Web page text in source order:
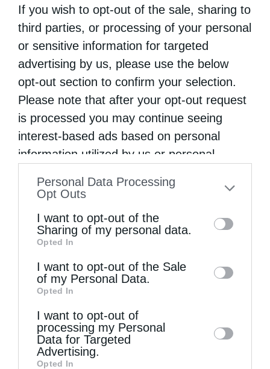
If you wish to opt-out of the sale, sharing to
third parties, or processing of your personal
or sensitive information for targeted
advertising by us, please use the below
opt-out section to confirm your selection.
Please note that after your opt-out request
is processed you may continue seeing
interest-based ads based on personal
information utilized by us or personal
to your opt-out. You may separately opt-out
information by third parties on the IAB’s list
of downstream participants. This
information may also be disclosed by us to
third parties on theIAB’s List of
Downstream Participants
disclose it to other third parties.
Personal Data Processing
Opt Outs
I want to opt-out of the
Sharing of my personal data.
Opted In
I want to opt-out of the Sale
of my Personal Data.
Opted In
I want to opt-out of
processing my Personal
Data for Targeted
Advertising.
Opted In
παρέα ζήτησε από τον γέροντα να τους πει
κάτι, ό,τι θέλει, και εκείνος απάντησε: ‘‘Την
καρδιά μου να την κόψω χίλια κομμάτια, να
τη μοιράσω’’. Αυτό προσπαθούμε να κάνουμε
πράξη κι εμείς». Αξίζει τέλος να σημειωθεί
ότι η ονομασία του σωματείου «Γέροντας
Παΐσιος» δόθηκε μετά από ψηφοφορία.